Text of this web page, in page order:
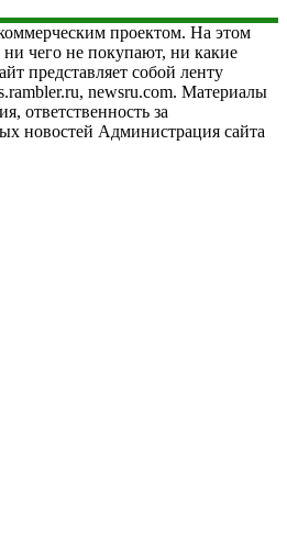
проектом. На этом
чего не покупают, ни какие
представляет собой ленту
newsru.com. Материалы
ответственность за
новостей Администрация сайта